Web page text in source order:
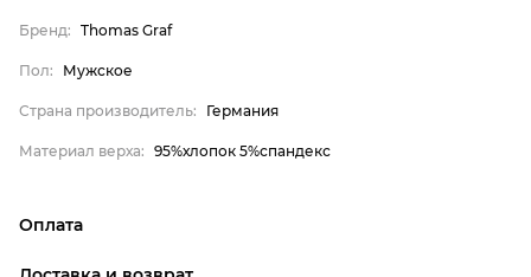
Материал верха
Thomas Graf
Мужское
Бренд: Thomas Graf
Пол: Мужское
Страна производитель: Германия
Материал верха: 95%хлопок 5%спандекс
Оплата